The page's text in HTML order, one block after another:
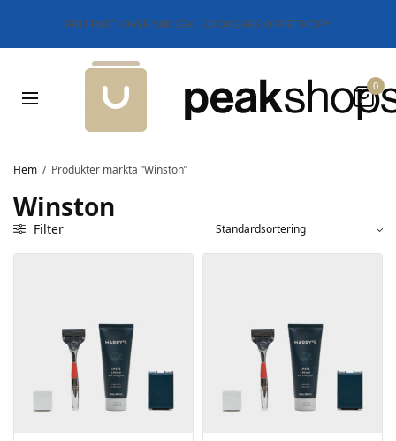
FRI FRAKT ÖVER 500 SEK - 30 DAGARS ÖPPET KÖP*
0
Hem / Produkter märkta ”Winston”
Winston
Filter